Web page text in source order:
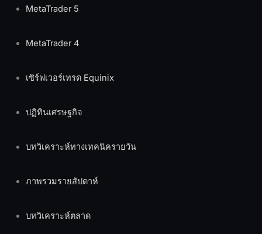
MetaTrader 5
MetaTrader 4
เซิร์ฟเวอร์เทรด Equinix
ปฏิทินเศรษฐกิจ
บทวิเคราะห์ทางเทคนิครายวัน
ภาพรวมรายสัปดาห์
บทวิเคราะห์ตลาด